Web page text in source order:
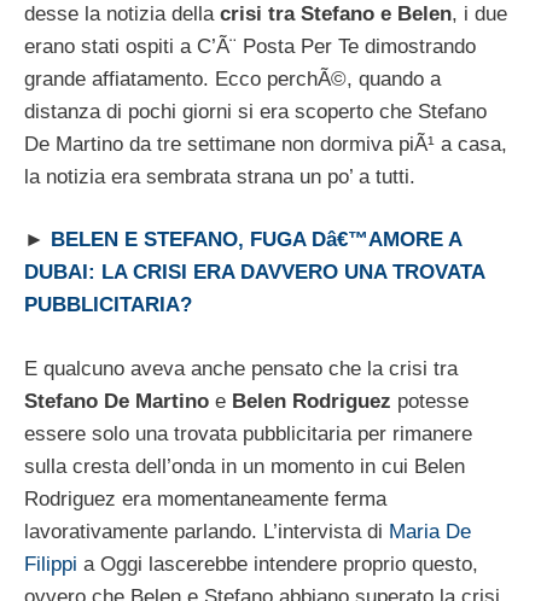
desse la notizia della crisi tra Stefano e Belen, i due
erano stati ospiti a C’Ã¨ Posta Per Te dimostrando
grande affiatamento. Ecco perchÃ©, quando a
distanza di pochi giorni si era scoperto che Stefano
De Martino da tre settimane non dormiva piÃ¹ a casa,
la notizia era sembrata strana un po’ a tutti.
► BELEN E STEFANO, FUGA Dâ€™AMORE A
DUBAI: LA CRISI ERA DAVVERO UNA TROVATA
PUBBLICITARIA?
E qualcuno aveva anche pensato che la crisi tra
Stefano De Martino e Belen Rodriguez potesse
essere solo una trovata pubblicitaria per rimanere
sulla cresta dell’onda in un momento in cui Belen
Rodriguez era momentaneamente ferma
lavorativamente parlando. L’intervista di Maria De
Filippi a Oggi lascerebbe intendere proprio questo,
ovvero che Belen e Stefano abbiano superato la crisi